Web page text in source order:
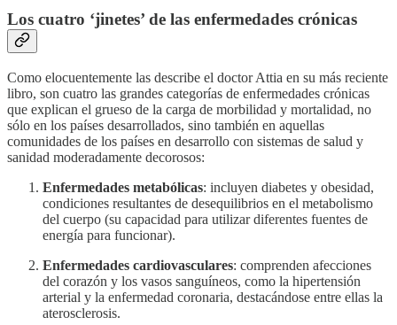
Los cuatro ‘jinetes’ de las enfermedades crónicas
Como elocuentemente las describe el doctor Attia en su más reciente
libro, son cuatro las grandes categorías de enfermedades crónicas
que explican el grueso de la carga de morbilidad y mortalidad, no
sólo en los países desarrollados, sino también en aquellas
comunidades de los países en desarrollo con sistemas de salud y
sanidad moderadamente decorosos:
Enfermedades metabólicas: incluyen diabetes y obesidad,
condiciones resultantes de desequilibrios en el metabolismo
del cuerpo (su capacidad para utilizar diferentes fuentes de
energía para funcionar).
Enfermedades cardiovasculares: comprenden afecciones
del corazón y los vasos sanguíneos, como la hipertensión
arterial y la enfermedad coronaria, destacándose entre ellas la
aterosclerosis.